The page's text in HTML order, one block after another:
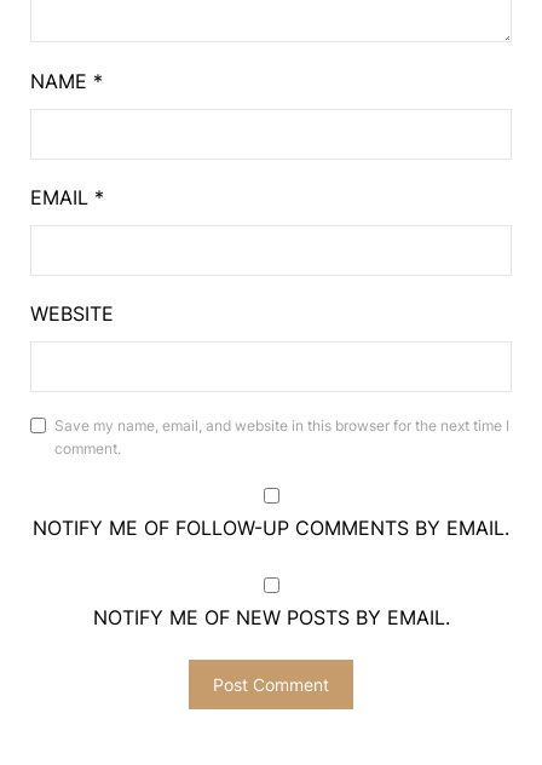
NAME *
EMAIL *
WEBSITE
Save my name, email, and website in this browser for the next time I
comment.
NOTIFY ME OF FOLLOW-UP COMMENTS BY EMAIL.
NOTIFY ME OF NEW POSTS BY EMAIL.